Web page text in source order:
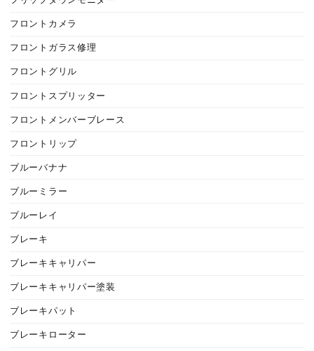
フロントカメラ
フロントガラス修理
フロントグリル
フロントスプリッター
フロントメンバーブレース
フロントリップ
ブルーバナナ
ブルーミラー
ブルーレイ
ブレーキ
ブレーキキャリパー
ブレーキキャリパー塗装
ブレーキパット
ブレーキローター